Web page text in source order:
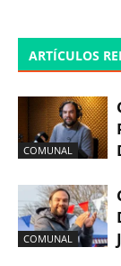
ARTÍCULOS
COMUNAL
COMUNAL